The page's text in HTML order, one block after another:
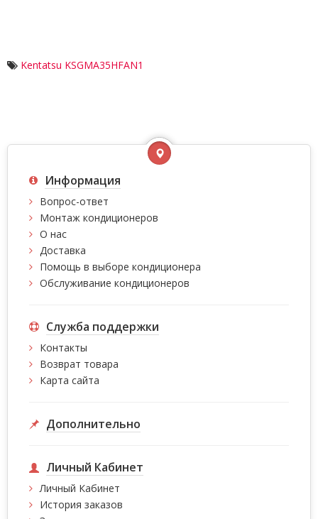
Kentatsu KSGMA35HFAN1
Информация
Вопрос-ответ
Монтаж кондиционеров
О нас
Доставка
Помощь в выборе кондиционера
Обслуживание кондиционеров
Служба поддержки
Контакты
Возврат товара
Карта сайта
Дополнительно
Личный Кабинет
Личный Кабинет
История заказов